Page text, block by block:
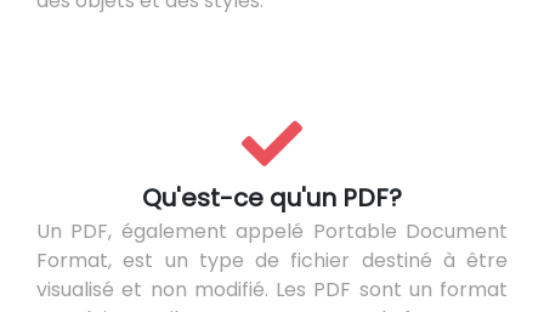
Qu'est-ce qu'un PDF?
Un PDF, également appelé Portable Document
Format, est un type de fichier destiné à être
visualisé et non modifié. Les PDF sont un format